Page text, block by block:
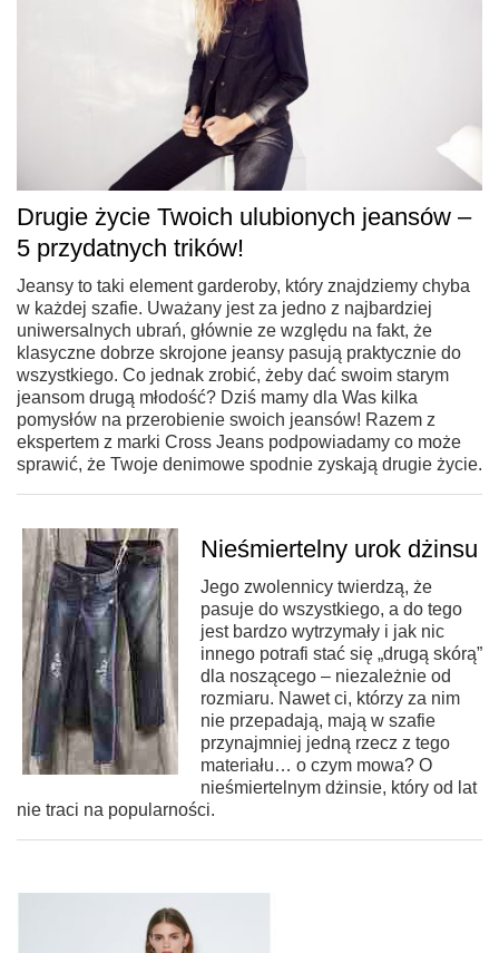
Drugie życie Twoich ulubionych jeansów –
5 przydatnych trików!
Jeansy to taki element garderoby, który znajdziemy chyba
w każdej szafie. Uważany jest za jedno z najbardziej
uniwersalnych ubrań, głównie ze względu na fakt, że
klasyczne dobrze skrojone jeansy pasują praktycznie do
wszystkiego. Co jednak zrobić, żeby dać swoim starym
jeansom drugą młodość? Dziś mamy dla Was kilka
pomysłów na przerobienie swoich jeansów! Razem z
ekspertem z marki Cross Jeans podpowiadamy co może
sprawić, że Twoje denimowe spodnie zyskają drugie życie.
Nieśmiertelny urok dżinsu
Jego zwolennicy twierdzą, że
pasuje do wszystkiego, a do tego
jest bardzo wytrzymały i jak nic
innego potrafi stać się „drugą skórą”
dla noszącego – niezależnie od
rozmiaru. Nawet ci, którzy za nim
nie przepadają, mają w szafie
przynajmniej jedną rzecz z tego
materiału… o czym mowa? O
nieśmiertelnym dżinsie, który od lat
nie traci na popularności.